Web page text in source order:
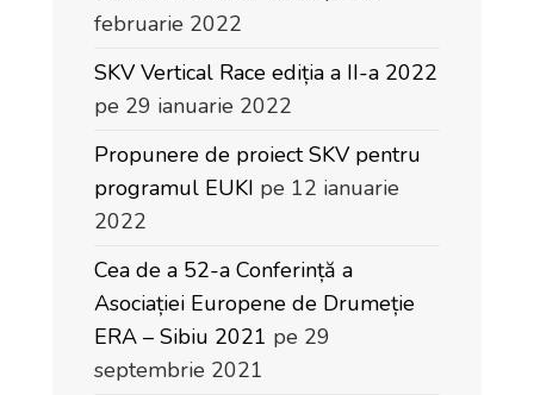
februarie 2022
SKV Vertical Race ediția a II-a 2022
pe 29 ianuarie 2022
Propunere de proiect SKV pentru
programul EUKI pe 12 ianuarie
2022
Cea de a 52-a Conferință a
Asociației Europene de Drumeție
ERA – Sibiu 2021 pe 29
septembrie 2021